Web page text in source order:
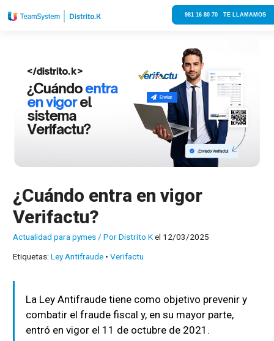
981 16 80 70 TE LLAMAMOS
¿Cuándo entra en vigor
Verifactu?
Actualidad para pymes/ PorDistrito Kel 12/03/2025
Etiquetas:Ley Antifraude •Verifactu
La Ley Antifraude tiene como objetivo prevenir y
combatir el fraude fiscal y, en su mayor parte,
entró en vigor el 11 de octubre de 2021.